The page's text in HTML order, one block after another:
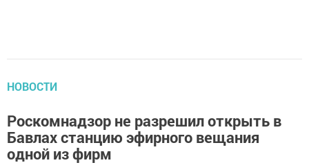
НОВОСТИ
Роскомнадзор не разрешил открыть в
Бавлах станцию эфирного вещания
одной из фирм